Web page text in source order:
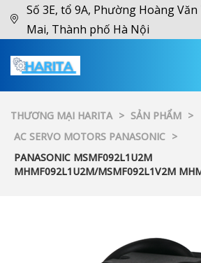
Số 3E, tổ 9A, Phường Hoàng
Mai, Thành phố Hà Nội
THƯƠNG MẠI HARITA > SẢN PHẨM >
AC SERVO MOTORS PANASONIC >
PANASONIC MSMF092L1U2M
MHMF092L1U2M/MSMF092L1V2M